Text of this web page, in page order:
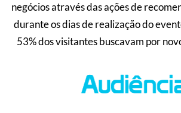
negócios através das ações de
durante os dias de realização do
53% dos visitantes buscavam por